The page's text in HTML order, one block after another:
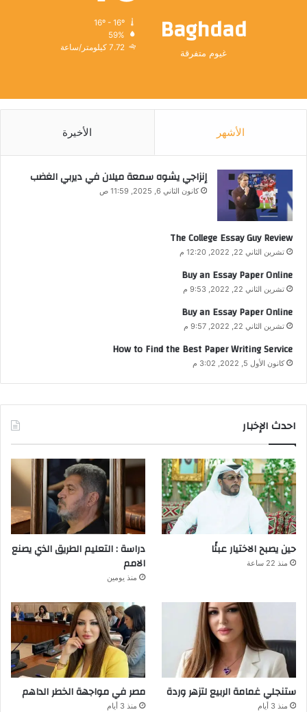
Baghdad
غيوم متفرقة
59%
7.72 كيلومتر/ساعة
الأشهر الأخيرة
إنزاجي يشوه سمعة ميلان في ديربي الغضب
كانون الثاني 6, 2025, 11:59 ص
The College Essay Guy Review
تشرين الثاني 22, 2022, 12:20 م
Buy an Essay Paper Online
تشرين الثاني 22, 2022, 9:53 م
Buy an Essay Paper Online
تشرين الثاني 22, 2022, 9:57 م
How to Find the Best Paper Writing Service
كانون الأول 5, 2022, 3:02 م
احدث الإخبار
حين يصبح الاختيار عبئًا
منذ 22 ساعة
دراسة : التعليم الطريق الذي يصنع
الامم
منذ يومين
ستنجلي غمامة الربيع لتزهر وردة
منذ 3 أيام
مصر في مواجهة الخطر الداهم
منذ 3 أيام